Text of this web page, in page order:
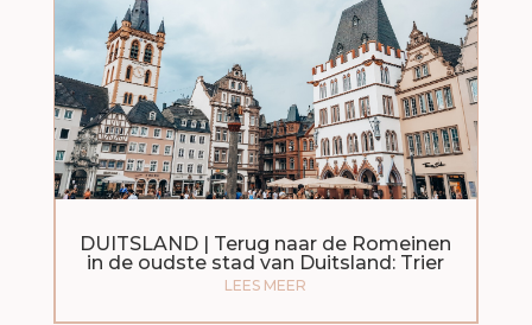
DUITSLAND | Terug naar de Romeinen
in de oudste stad van Duitsland: Trier
LEES MEER